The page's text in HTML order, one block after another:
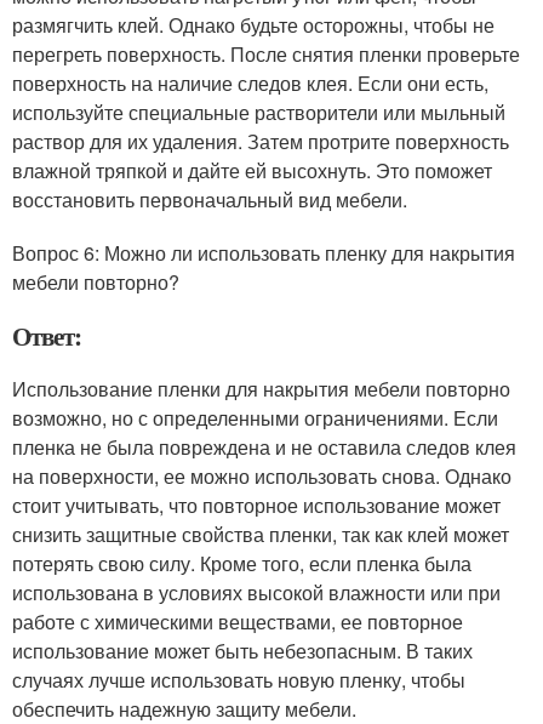
размягчить клей. Однако будьте осторожны, чтобы не
перегреть поверхность. После снятия пленки проверьте
поверхность на наличие следов клея. Если они есть,
используйте специальные растворители или мыльный
раствор для их удаления. Затем протрите поверхность
влажной тряпкой и дайте ей высохнуть. Это поможет
восстановить первоначальный вид мебели.
Вопрос 6: Можно ли использовать пленку для накрытия
мебели повторно?
Ответ:
Использование пленки для накрытия мебели повторно
возможно, но с определенными ограничениями. Если
пленка не была повреждена и не оставила следов клея
на поверхности, ее можно использовать снова. Однако
стоит учитывать, что повторное использование может
снизить защитные свойства пленки, так как клей может
потерять свою силу. Кроме того, если пленка была
использована в условиях высокой влажности или при
работе с химическими веществами, ее повторное
использование может быть небезопасным. В таких
случаях лучше использовать новую пленку, чтобы
обеспечить надежную защиту мебели.